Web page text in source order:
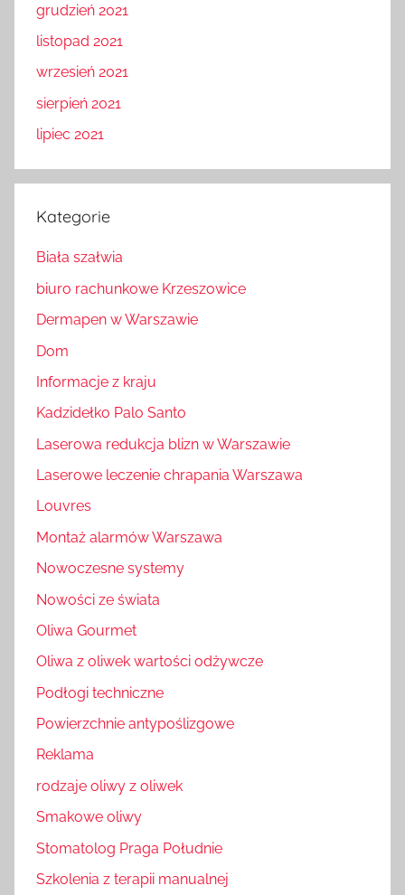
grudzień 2021
listopad 2021
wrzesień 2021
sierpień 2021
lipiec 2021
Kategorie
Biała szałwia
biuro rachunkowe Krzeszowice
Dermapen w Warszawie
Dom
Informacje z kraju
Kadzidełko Palo Santo
Laserowa redukcja blizn w Warszawie
Laserowe leczenie chrapania Warszawa
Louvres
Montaż alarmów Warszawa
Nowoczesne systemy
Nowości ze świata
Oliwa Gourmet
Oliwa z oliwek wartości odżywcze
Podłogi techniczne
Powierzchnie antypoślizgowe
Reklama
rodzaje oliwy z oliwek
Smakowe oliwy
Stomatolog Praga Południe
Szkolenia z terapii manualnej